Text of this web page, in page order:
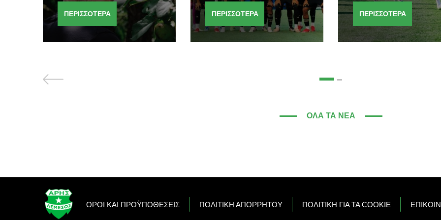
ΠΕΡΙΣΣΟΤΕΡΑ ΠΕΡΙΣΣΟΤΕΡΑ ΠΕΡΙΣΣΟΤΕΡΑ
ΌΛΑ ΤΑ ΝΈΑ
OΡΟΙ ΚΑΙ ΠΡΟΫΠΟΘΕΣΕΙΣ ΠΟΛΙΤΙΚΗ ΑΠΟΡΡΗΤΟΥ ΠΟΛΙΤΙΚΗ ΓΙΑ ΤΑ COOKIE